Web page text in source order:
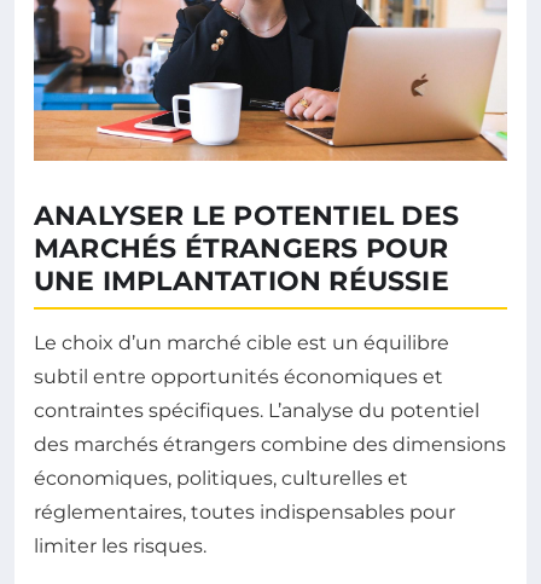
ANALYSER LE POTENTIEL DES
MARCHÉS ÉTRANGERS POUR
UNE IMPLANTATION RÉUSSIE
Le choix d’un marché cible est un équilibre
subtil entre opportunités économiques et
contraintes spécifiques. L’analyse du potentiel
des marchés étrangers combine des dimensions
économiques, politiques, culturelles et
réglementaires, toutes indispensables pour
limiter les risques.